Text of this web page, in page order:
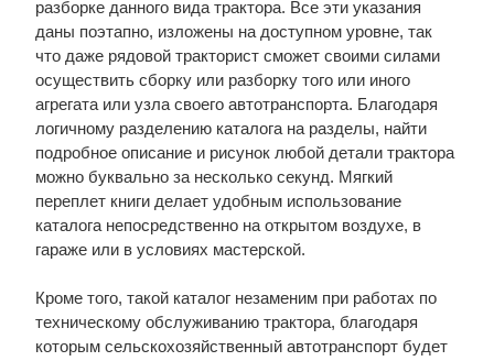
разборке данного вида трактора. Все эти указания
даны поэтапно, изложены на доступном уровне, так
что даже рядовой тракторист сможет своими силами
осуществить сборку или разборку того или иного
агрегата или узла своего автотранспорта. Благодаря
логичному разделению каталога на разделы, найти
подробное описание и рисунок любой детали трактора
можно буквально за несколько секунд. Мягкий
переплет книги делает удобным использование
каталога непосредственно на открытом воздухе, в
гараже или в условиях мастерской.
Кроме того, такой каталог незаменим при работах по
техническому обслуживанию трактора, благодаря
которым сельскохозяйственный автотранспорт будет